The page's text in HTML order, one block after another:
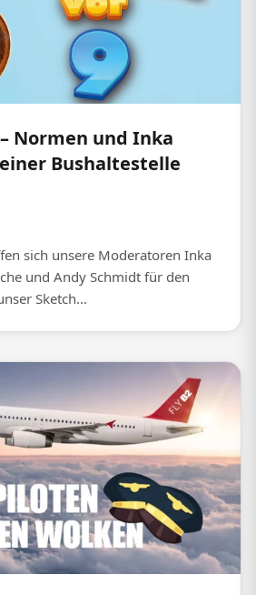
Normen und Inka
Bushaltestelle
sich unsere Moderatoren Inka
und Andy Schmidt für den
Sketch...